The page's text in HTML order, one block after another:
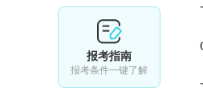
报考指南
报考条件一键了解